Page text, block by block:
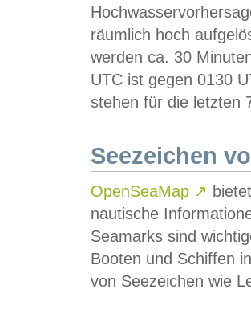
räumlich hoch
werden ca. 30
UTC ist gegen 0130
stehen für die letzten
Seezeichen
OpenSeaMap ↗
nautische
Seamarks sind
Booten und Schiffen
von Seezeichen wie